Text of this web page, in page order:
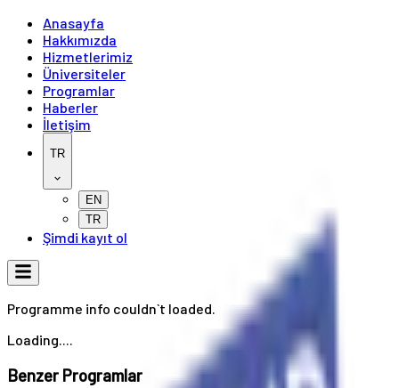
Anasayfa
Hakkımızda
Hizmetlerimiz
Üniversiteler
Programlar
Haberler
İletişim
TR
EN
TR
Şimdi kayıt ol
Programme info couldn`t loaded.
Loading....
Benzer Programlar